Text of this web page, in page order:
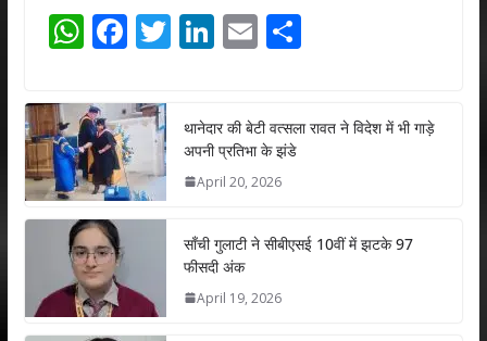
W
at
s
A
p
p
F
e
b
o
o
T
er
Li
e
dI
E
l
S
e
थानेदार की बेटी वत्सला रावत ने विदेश में भी गाड़े
अपनी प्रतिभा के झंडे
April 20, 2026
साँची गुलाटी ने सीबीएसई 10वीं में झटके 97
फीसदी अंक
April 19, 2026